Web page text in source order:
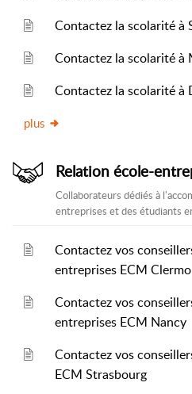
Contactez la scolarité à
Contactez la scolarité à
Contactez la scolarité à
plus
Relation école-
Collaborateurs dédiés à
entreprises et des étudiants
Contactez vos
entreprises ECM
Contactez vos
entreprises ECM Nancy
Contactez vos
ECM Strasbourg